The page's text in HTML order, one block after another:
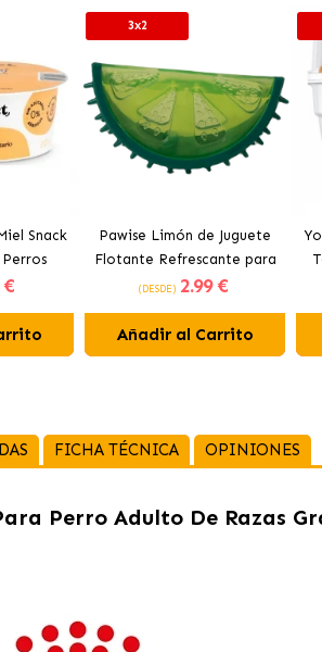
Snack
€
3x2
Pawise Limón de Juguete
Flotante Refrescante para
Perros 12 cm
(DESDE) 2.99 €
Añadir al Carrito
FICHA TÉCNICA OPINIONES
Perro Adulto De Razas